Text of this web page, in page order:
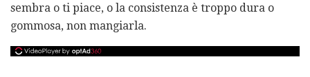
sembra o ti piace, o la consistenza è troppo dura o
gommosa, non mangiarla.